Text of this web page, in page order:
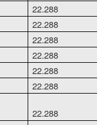
22.288
22.288
22.288
22.288
22.288
22.288
22.288